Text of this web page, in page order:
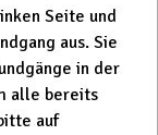
Seite und
aus. Sie
in der
alle bereits
auf